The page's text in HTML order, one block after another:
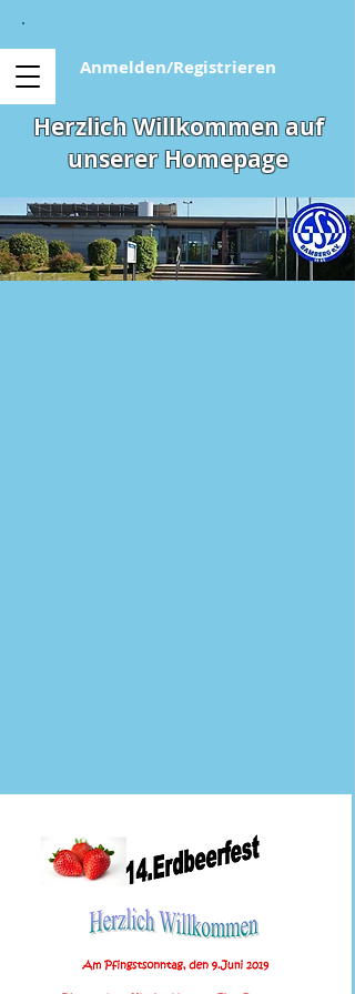
Anmelden/Registrieren
Herzlich Willkommen auf
unserer Homepage